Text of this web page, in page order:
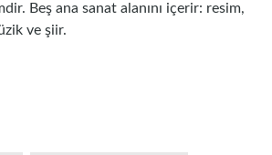
Beş ana sanat alanını içerir: resim,
ve şiir.